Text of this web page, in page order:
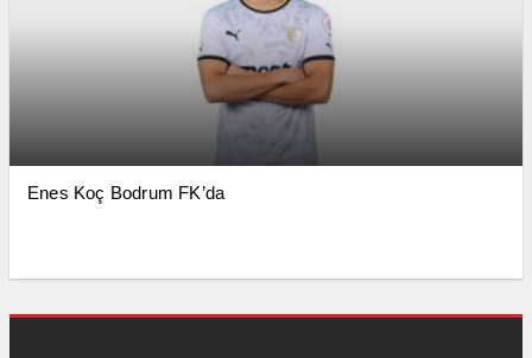
Enes Koç Bodrum FK’da